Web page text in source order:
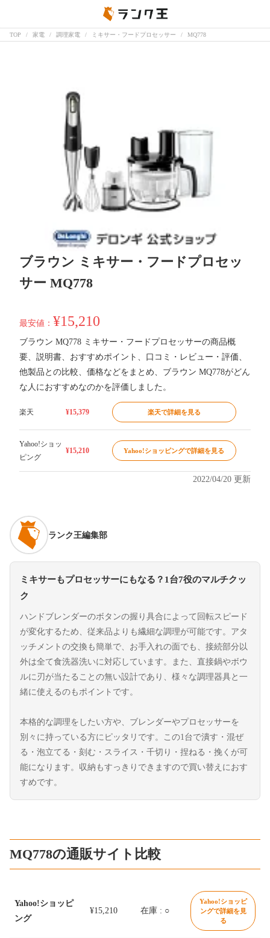
TOP 家電 調理家電 ミキサー・フードプロセッサー MQ778
ブラウン ミキサー・フードプロセッ
サー MQ778
最安値： ¥15,210
ブラウン MQ778 ミキサー・フードプロセッサーの商品概
要、説明書、おすすめポイント、口コミ・レビュー・評価、
他製品との比較、価格などをまとめ、ブラウン MQ778がどん
な人におすすめなのかを評価しました。
楽天 ¥15,379 楽天で詳細を見る
Yahoo!ショッ
ピング
¥15,210 Yahoo!ショッピングで詳細を見る
2022/04/20 更新
ランク王編集部
ミキサーもプロセッサーにもなる？1台7役のマルチクッ
ク
ハンドブレンダーのボタンの握り具合によって回転スピード
が変化するため、従来品よりも繊細な調理が可能です。アタ
ッチメントの交換も簡単で、お手入れの面でも、接続部分以
外は全て食洗器洗いに対応しています。また、直接鍋やボウ
ルに刃が当たることの無い設計であり、様々な調理器具と一
緒に使えるのもポイントです。
本格的な調理をしたい方や、ブレンダーやプロセッサーを
別々に持っている方にピッタリです。この1台で潰す・混ぜ
る・泡立てる・刻む・スライス・千切り・捏ねる・挽くが可
能になります。収納もすっきりできますので買い替えにおす
すめです。
MQ778の通販サイト比較
Yahoo!ショッピ
ング
¥15,210 在庫 : ○
Yahoo!ショッピ
ングで詳細を見
る